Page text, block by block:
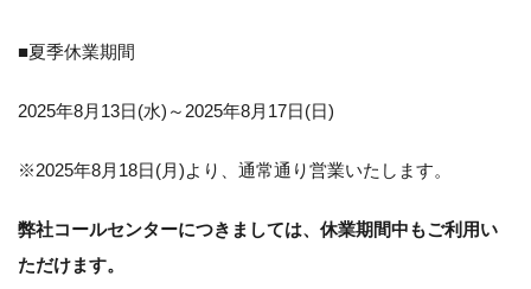
■夏季休業期間
2025年8月13日(水)～2025年8月17日(日)
※2025年8月18日(月)より、通常通り営業いたします。
弊社コールセンターにつきましては、休業期間中もご利用い
ただけます。